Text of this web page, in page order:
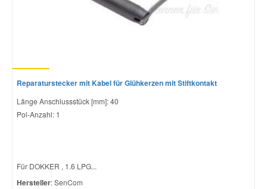
Reparaturstecker mit Kabel für Glühkerzen mit Stiftkontakt
Länge Anschlussstück [mm]: 40
Pol-Anzahl: 1
Für DOKKER , 1.6 LPG...
Hersteller: SenCom